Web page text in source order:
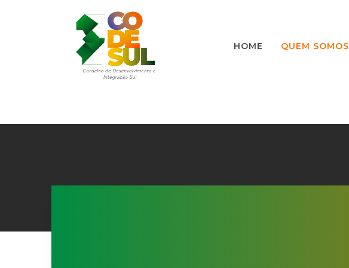
: session_name(): Cannot change session name when session is active in
HOME QUEM SOMOS